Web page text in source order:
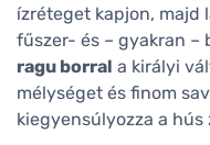
ízréteget kapjon, majd
fűszer- és – gyakran –
ragu borral a királyi
mélységet és finom
kiegyensúlyozza a